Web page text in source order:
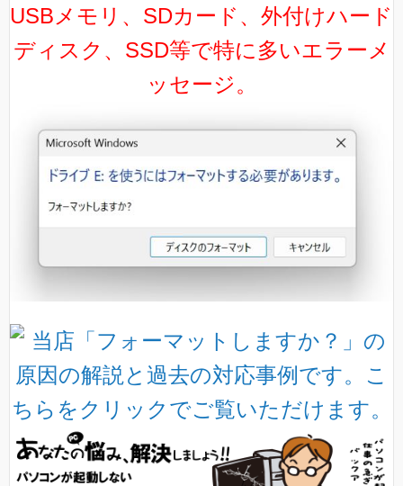
USBメモリ、SDカード、外付けハード
ディスク、SSD等で特に多いエラーメ
ッセージ。